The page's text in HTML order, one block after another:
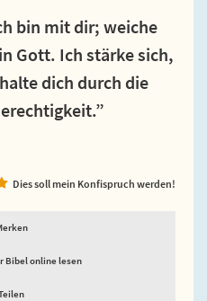
bin mit dir; weiche
Gott. Ich stärke sich,
dich durch die
Dies soll mein Konfispruch werden!
Bibel online lesen